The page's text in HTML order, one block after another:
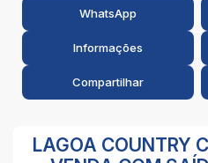
WhatsApp
Informações
Compartilhar
LAGOA COUNTRY